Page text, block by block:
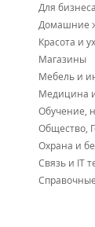
Для бизнеса
Домашние
Красота и
Магазины
Мебель и
Медицина
Обучение,
Общество,
Охрана и
Связь и IT